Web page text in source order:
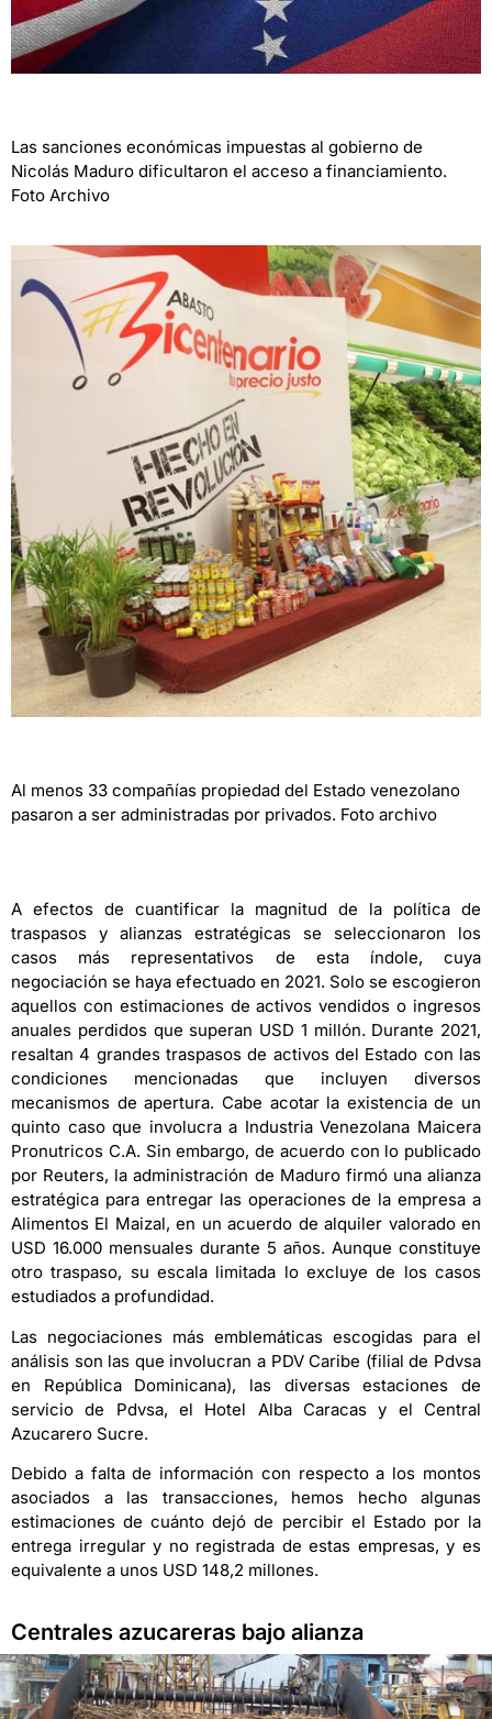
Las sanciones económicas impuestas al gobierno de
Nicolás Maduro dificultaron el acceso a financiamiento.
Foto Archivo
Al menos 33 compañías propiedad del Estado venezolano
pasaron a ser administradas por privados. Foto archivo
A efectos de cuantificar la magnitud de la política de
traspasos y alianzas estratégicas se seleccionaron los
casos más representativos de esta índole, cuya
negociación se haya efectuado en 2021. Solo se escogieron
aquellos con estimaciones de activos vendidos o ingresos
anuales perdidos que superan USD 1 millón. Durante 2021,
resaltan 4 grandes traspasos de activos del Estado con las
condiciones mencionadas que incluyen diversos
mecanismos de apertura. Cabe acotar la existencia de un
quinto caso que involucra a Industria Venezolana Maicera
Pronutricos C.A. Sin embargo, de acuerdo con lo publicado
por Reuters, la administración de Maduro firmó una alianza
estratégica para entregar las operaciones de la empresa a
Alimentos El Maizal, en un acuerdo de alquiler valorado en
USD 16.000 mensuales durante 5 años. Aunque constituye
otro traspaso, su escala limitada lo excluye de los casos
estudiados a profundidad.
Las negociaciones más emblemáticas escogidas para el
análisis son las que involucran a PDV Caribe (filial de Pdvsa
en República Dominicana), las diversas estaciones de
servicio de Pdvsa, el Hotel Alba Caracas y el Central
Azucarero Sucre.
Debido a falta de información con respecto a los montos
asociados a las transacciones, hemos hecho algunas
estimaciones de cuánto dejó de percibir el Estado por la
entrega irregular y no registrada de estas empresas, y es
equivalente a unos USD 148,2 millones.
Centrales azucareras bajo alianza